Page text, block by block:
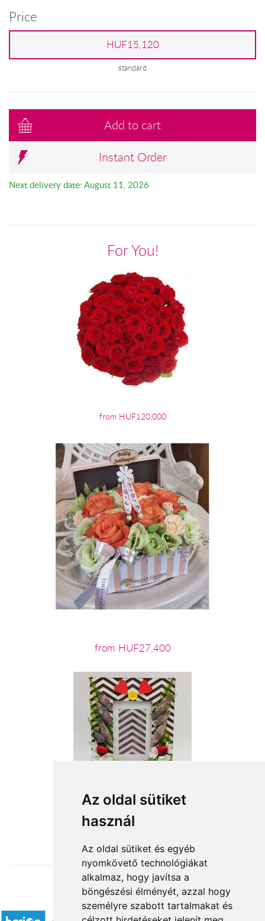
Az oldal sütiket
használ
Az oldal sütiket és egyéb
nyomkövető technológiákat
alkalmaz, hogy javítsa a
böngészési élményét, azzal hogy
személyre szabott tartalmakat és
Price
HUF15,120
standard
Add to cart
Instant Order
Next delivery date: August 11, 2026
For You!
from HUF120,000
from HUF27,400
from HUF6,600
Accepted payment methods